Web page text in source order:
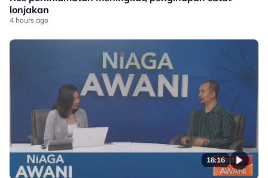
lonjakan
4 hours ago
18:16